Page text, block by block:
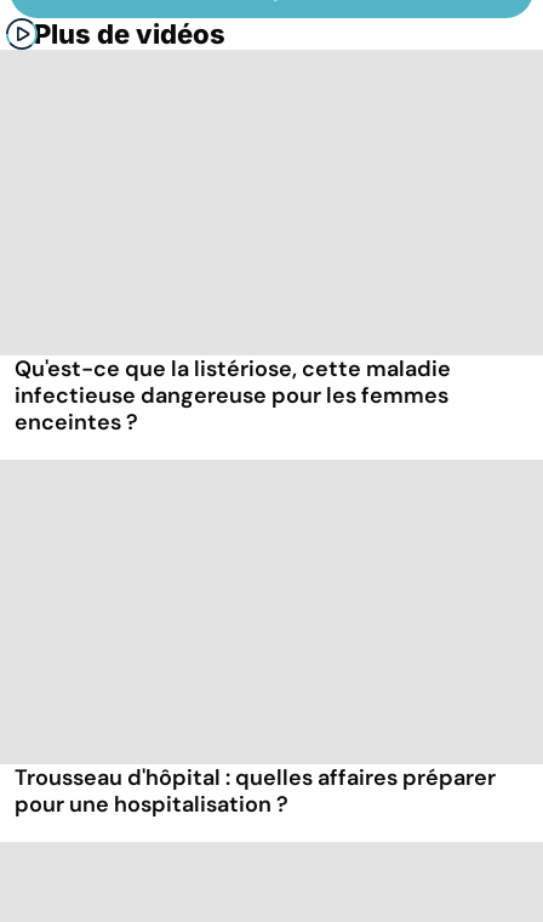
Plus de vidéos
Qu'est-ce que la listériose, cette maladie
infectieuse dangereuse pour les femmes
enceintes ?
Trousseau d'hôpital : quelles affaires préparer
pour une hospitalisation ?